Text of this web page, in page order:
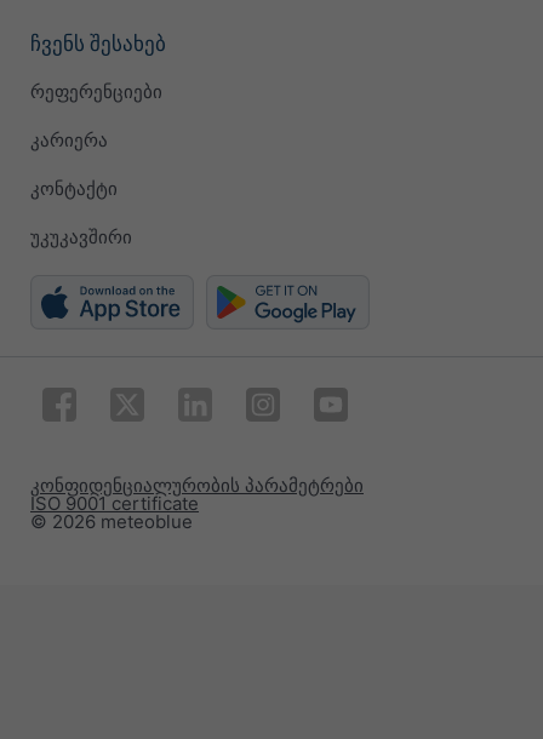
ჩვენს შესახებ
რეფერენციები
კარიერა
კონტაქტი
უკუკავშირი
© 2026 meteoblue
ISO 9001 certificate
კონფიდენციალურობის პარამეტრები